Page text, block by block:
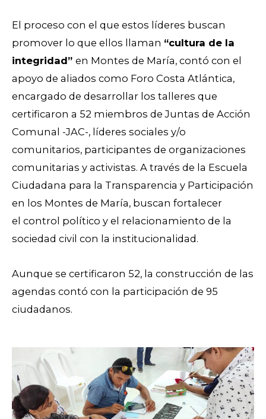
El proceso con el que estos líderes buscan
promover lo que ellos llaman “cultura de la
integridad” en Montes de María, contó con el
apoyo de aliados como Foro Costa Atlántica,
encargado de desarrollar los talleres que
certificaron a 52 miembros de Juntas de Acción
Comunal -JAC-, líderes sociales y/o
comunitarios, participantes de organizaciones
comunitarias y activistas. A través de la Escuela
Ciudadana para la Transparencia y Participación
en los Montes de María, buscan fortalecer
el control político y el relacionamiento de la
sociedad civil con la institucionalidad.
Aunque se certificaron 52, la construcción de las
agendas contó con la participación de 95
ciudadanos.